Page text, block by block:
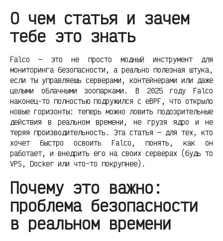
О чем статья и зачем
тебе это знать
Falco — это не просто модный инструмент для
мониторинга безопасности, а реально полезная штука,
если ты управляешь серверами, контейнерами или даже
целыми облачными зоопарками. В 2025 году Falco
наконец-то полностью подружился с eBPF, что открыло
новые горизонты: теперь можно ловить подозрительные
действия в реальном времени, не грузя ядро и не
теряя производительность. Эта статья — для тех, кто
хочет быстро освоить Falco, понять, как он
работает, и внедрить его на своих серверах (будь то
VPS, Docker или что-то покрупнее).
Почему это важно:
проблема безопасности
в реальном времени